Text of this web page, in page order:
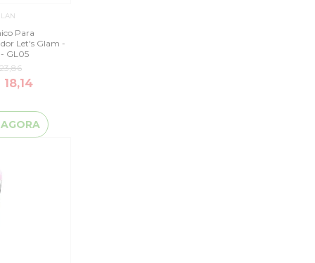
Para
Let's Glam -
GL05
18,14